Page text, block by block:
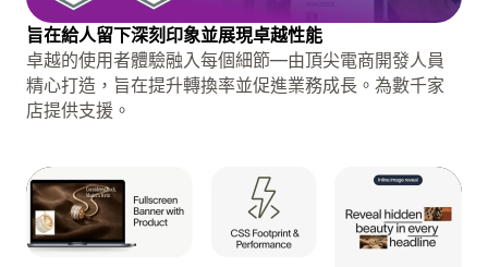
旨在給人留下深刻印象並展現卓越性能
卓越的使用者體驗融入每個細節—由頂尖電商開發人員
精心打造，旨在提升轉換率並促進業務成長。為數千家
店提供支援。